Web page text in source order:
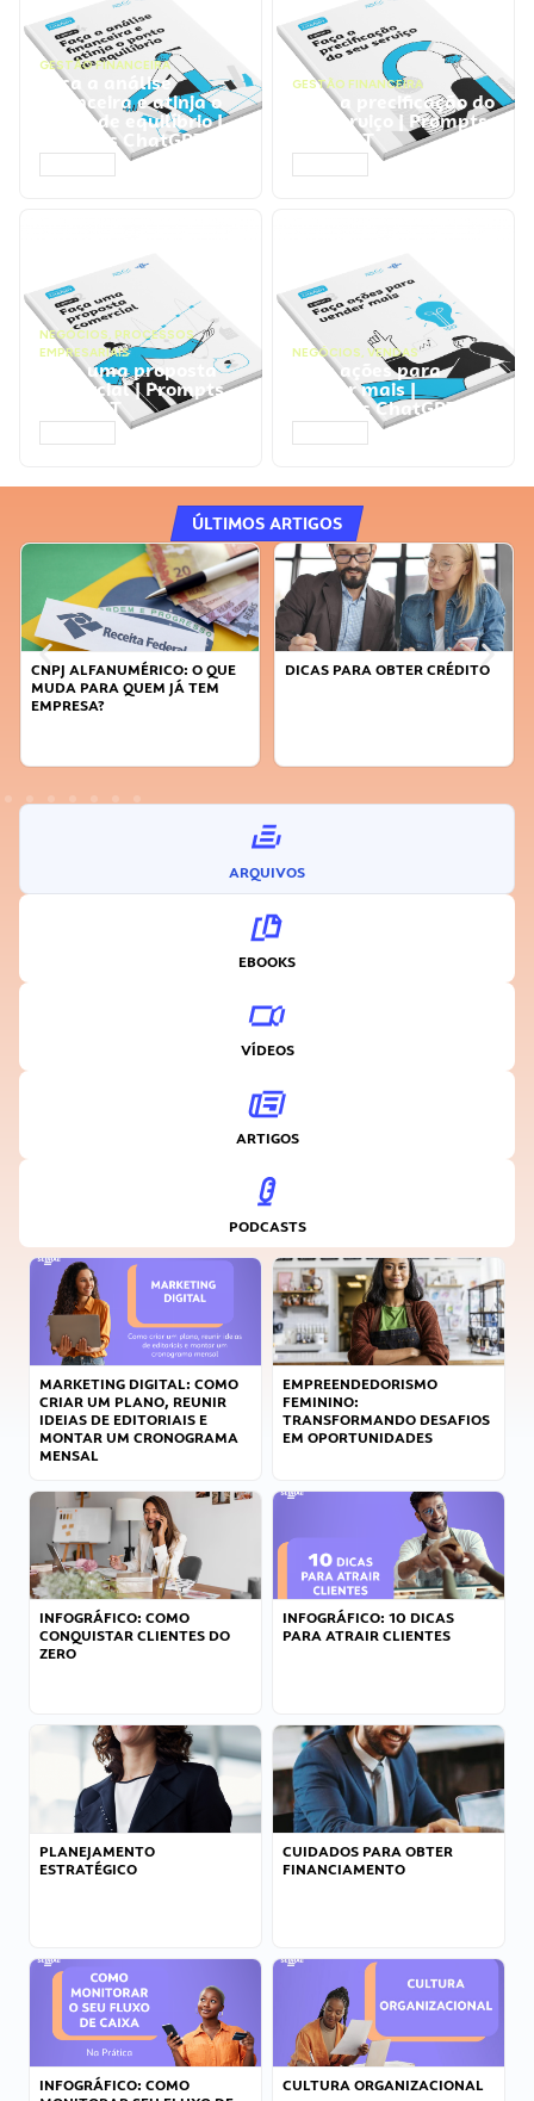
GESTÃO FINANCEIRA
Faça a análise
financeira e atinja o
ponto de equilíbrio |
Prompts ChatGPT
GESTÃO FINANCEIRA
Faça a precificação do
seu serviço | Prompts
ChatGPT
NEGÓCIOS, PROCESSOS
EMPRESARIAIS
Faça uma proposta
comercial | Prompts
ChatGPT
NEGÓCIOS, VENDAS
Faça ações para
vender mais |
Prompts ChatGPT
ÚLTIMOS ARTIGOS
DICAS PARA OBTER CRÉDITO
FAÇA A DIFERENÇA: SEJA
ARQUIVOS
EBOOKS
VÍDEOS
ARTIGOS
PODCASTS
MARKETING DIGITAL: COMO
CRIAR UM PLANO, REUNIR
IDEIAS DE EDITORIAIS E
MONTAR UM CRONOGRAMA
MENSAL
EMPREENDEDORISMO
FEMININO:
TRANSFORMANDO DESAFIOS
EM OPORTUNIDADES
INFOGRÁFICO: COMO
CONQUISTAR CLIENTES DO
ZERO
INFOGRÁFICO: 10 DICAS
PARA ATRAIR CLIENTES
PLANEJAMENTO
ESTRATÉGICO
CUIDADOS PARA OBTER
FINANCIAMENTO
INFOGRÁFICO: COMO
CULTURA ORGANIZACIONAL